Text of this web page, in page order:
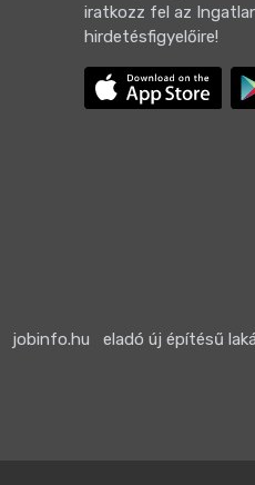
iratkozz fel az
hirdetésfigyelőire!
jobinfo.hu eladó új építésű